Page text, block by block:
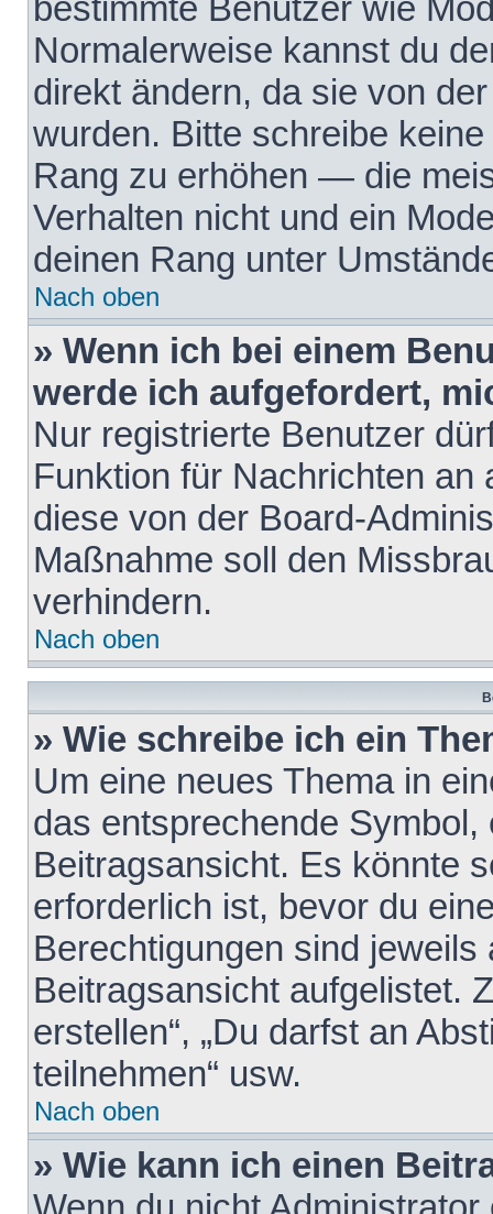
bestimmte Benutzer wie
Normalerweise kannst du
direkt ändern, da sie von
wurden. Bitte schreibe
Rang zu erhöhen — die
Verhalten nicht und ein
deinen Rang unter
Nach oben
» Wenn ich bei einem
werde ich aufgefordert,
Nur registrierte Benutzer
Funktion für Nachrichten
diese von der Board-
Maßnahme soll den
verhindern.
Nach oben
» Wie schreibe ich ein
Um eine neues Thema in
das entsprechende
Beitragsansicht. Es könnte
erforderlich ist, bevor du
Berechtigungen sind
Beitragsansicht aufgelistet.
erstellen“, „Du darfst an
teilnehmen“ usw.
Nach oben
» Wie kann ich einen